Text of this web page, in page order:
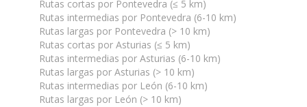
Rutas cortas por Pontevedra (≤ 5 km)
Rutas intermedias por Pontevedra (6-10 km)
Rutas largas por Pontevedra (> 10 km)
Rutas cortas por Asturias (≤ 5 km)
Rutas intermedias por Asturias (6-10 km)
Rutas largas por Asturias (> 10 km)
Rutas intermedias por León (6-10 km)
Rutas largas por León (> 10 km)